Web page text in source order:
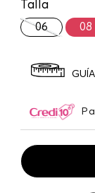
Talla
06 08